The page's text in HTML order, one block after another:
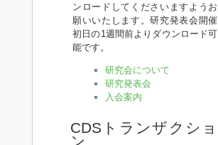
ンロードしてくださいますようお
願いいたします。研究発表会開催
初日の1週間前よりダウンロード可
能です。
研究会について
研究発表会
入会案内
CDSトランザクショ
ン